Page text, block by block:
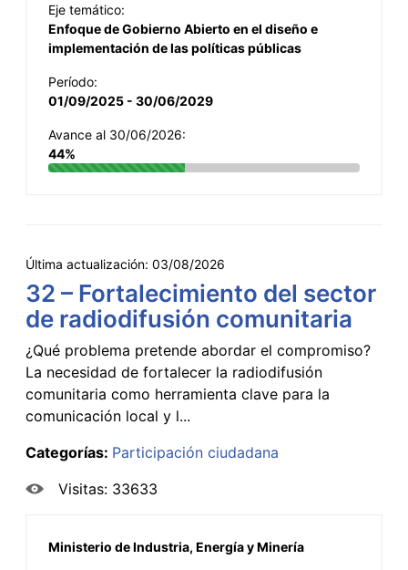
Eje temático:
Enfoque de Gobierno Abierto en el diseño e
implementación de las políticas públicas
Período:
01/09/2025 - 30/06/2029
Avance al 30/06/2026:
44%
Última actualización: 03/08/2026
32 – Fortalecimiento del sector
de radiodifusión comunitaria
¿Qué problema pretende abordar el compromiso?
La necesidad de fortalecer la radiodifusión
comunitaria como herramienta clave para la
comunicación local y l...
Categorías: Participación ciudadana
Visitas: 33633
Ministerio de Industria, Energía y Minería